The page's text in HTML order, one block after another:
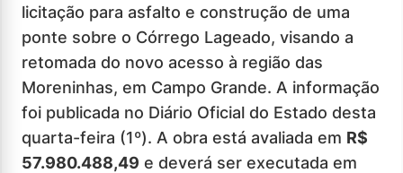
licitação para asfalto e construção de uma
ponte sobre o Córrego Lageado, visando a
retomada do novo acesso à região das
Moreninhas, em Campo Grande. A informação
foi publicada no Diário Oficial do Estado desta
quarta-feira (1º). A obra está avaliada em R$
57.980.488,49 e deverá ser executada em